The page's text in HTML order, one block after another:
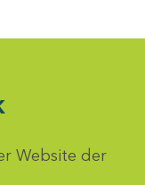
Website der